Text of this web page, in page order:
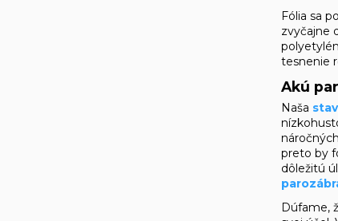
Fólia sa
zvyčajne
tesnenie
Akú
Naša
preto by
dôležitú
Dúfame,